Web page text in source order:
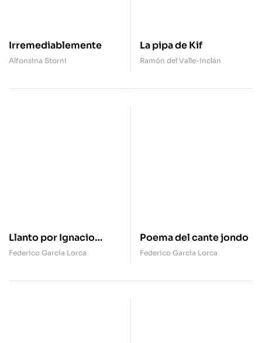
Irremediablemente
Alfonsina Storni
La pipa de Kif
Ramón del Valle-Inclán
Llanto por Ignacio
Sánchez Mejías
Federico García Lorca
Poema del cante jondo
Federico García Lorca